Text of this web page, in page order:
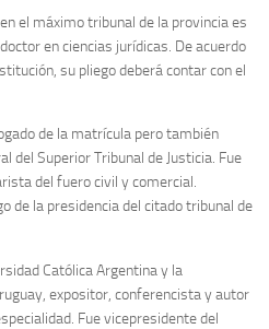
el máximo tribunal de la provincia es
en ciencias jurídicas. De acuerdo
su pliego deberá contar con el
de la matrícula pero también
del Superior Tribunal de Justicia. Fue
del fuero civil y comercial.
de la presidencia del citado tribunal de
Católica Argentina y la
expositor, conferencista y autor
Fue vicepresidente del